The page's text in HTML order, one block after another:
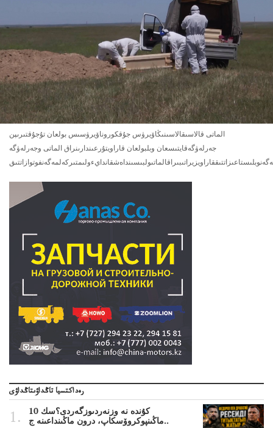
الماتى قالاسىقالاسىنىڭاۆيرۋس جۇقكوروناۆيرۋسىس بولعان تۇجۇقتىرىپن
جەرلەۋگەقايتىسعان وبلبولعان قاراويتۇرعىندارىنراق الماتى وجەرلەۋگە
رەداكتسيا تاڭداۋىتاڭداۋى
10 كۇندە نە وزنەردىوزگەردى؟سك
ماڭىنپوكروۆسكاپ، درون ماڭىنداعىنە ج..